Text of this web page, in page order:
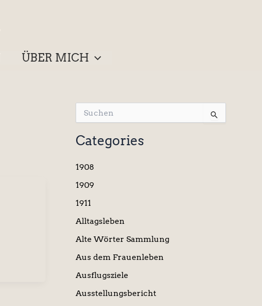
ÜBER MICH
u
c
h
n
a
h
Categories
1908
1909
1911
Alltagsleben
Alte Wörter Sammlung
Aus dem Frauenleben
Ausflugsziele
Ausstellungsbericht